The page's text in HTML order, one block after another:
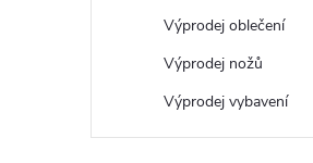
Výprodej oblečení
Výprodej nožů
Výprodej vybavení